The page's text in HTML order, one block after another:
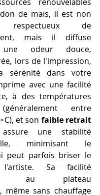
de maïs, il est non
respectueux de
mais il diffuse
une odeur douce,
lors de l'impression,
sérénité dans votre
avec une facilité
à des températures
entre
et son faible retrait
une stabilité
minimisant le
peut parfois briser le
Sa facilité
au plateau
même sans chauffage